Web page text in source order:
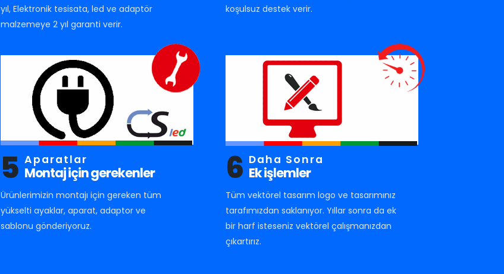
yıl, Elektronik tesisata, led ve adaptör
malzemeye 2 yıl garanti verir.
koşulsuz destek verir.
5 Aparatlar
Montaj için gerekenler
Ürünlerimizin montajı için gereken tüm
yükselti ayaklar, aparat, adaptor ve
sablonu gönderiyoruz.
6 Daha Sonra
Ek işlemler
Tüm vektörel tasarım logo ve tasarımınız
tarafımızdan saklanıyor. Yıllar sonra da ek
bir harf isteseniz vektörel çalışmanızdan
çıkartırız.